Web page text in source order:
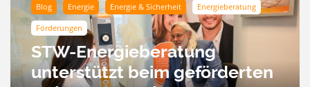
Blog Energie Energie & Sicherheit Energieberatung
Förderungen
STW-Energieberatung
unterstützt beim geförderten